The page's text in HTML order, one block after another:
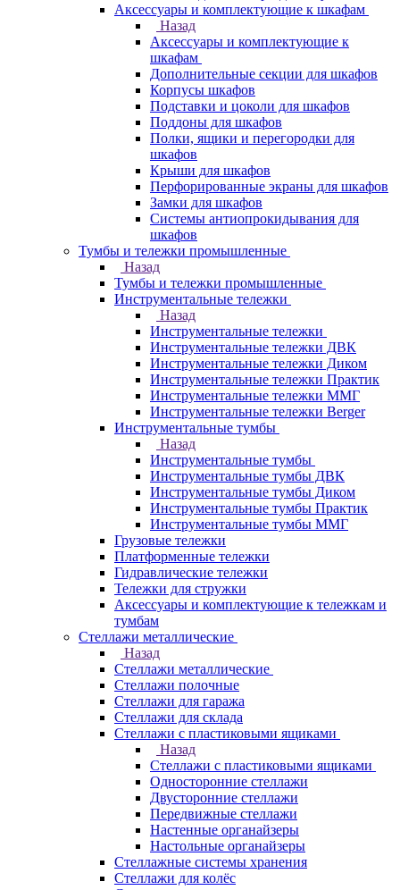
Аксессуары и комплектующие к шкафам
Назад
Аксессуары и комплектующие к
шкафам
Дополнительные секции для шкафов
Корпусы шкафов
Подставки и цоколи для шкафов
Поддоны для шкафов
Полки, ящики и перегородки для
шкафов
Крыши для шкафов
Перфорированные экраны для шкафов
Замки для шкафов
Системы антиопрокидывания для
шкафов
Тумбы и тележки промышленные
Назад
Тумбы и тележки промышленные
Инструментальные тележки
Назад
Инструментальные тележки
Инструментальные тележки ДВК
Инструментальные тележки Диком
Инструментальные тележки Практик
Инструментальные тележки ММГ
Инструментальные тележки Berger
Инструментальные тумбы
Назад
Инструментальные тумбы
Инструментальные тумбы ДВК
Инструментальные тумбы Диком
Инструментальные тумбы Практик
Инструментальные тумбы ММГ
Грузовые тележки
Платформенные тележки
Гидравлические тележки
Тележки для стружки
Аксесcуары и комплектующие к тележкам и
тумбам
Стеллажи металлические
Назад
Стеллажи металлические
Стеллажи полочные
Стеллажи для гаража
Стеллажи для склада
Стеллажи с пластиковыми ящиками
Назад
Стеллажи с пластиковыми ящиками
Односторонние стеллажи
Двусторонние стеллажи
Передвижные стеллажи
Настенные органайзеры
Настольные органайзеры
Стеллажные системы хранения
Стеллажи для колёс